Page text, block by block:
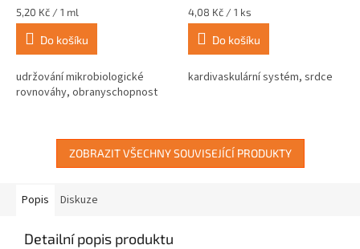
Měrná
cena:
5,20 Kč / 1 ml
Do košíku
udržování mikrobiologické
rovnováhy, obranyschopnost
Měrná
cena:
4,08 Kč / 1 ks
Do košíku
kardivaskulární systém, srdce
ZOBRAZIT VŠECHNY SOUVISEJÍCÍ PRODUKTY
Popis Diskuze
Detailní popis produktu